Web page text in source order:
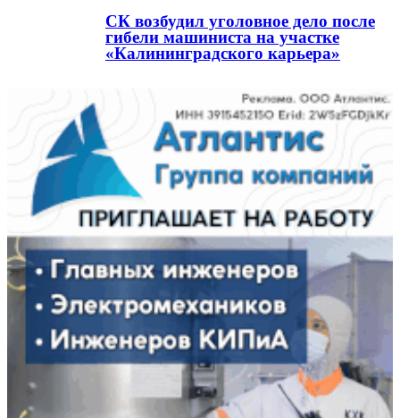
СК возбудил уголовное дело после
гибели машиниста на участке
«Калининградского карьера»